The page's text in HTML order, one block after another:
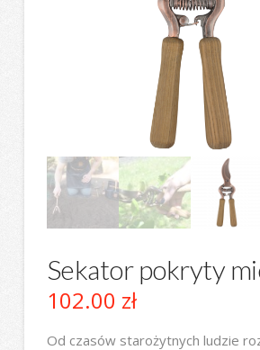
Sekator pokryty
102.00 zł
Od czasów starożytnych ludzie